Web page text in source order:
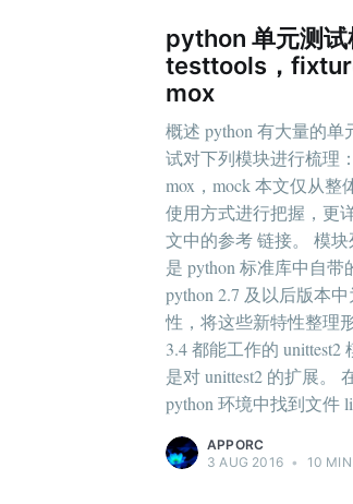
python 单元测试
testtools，
mox
概述 python 有大量的
试对下列模块进行梳理
mox，mock 本文仅从整
使用方式进行把握，更
文中的参考 链接。 模块
是 python 标准库中自带
python 2.7 及以后版本
性，将这些新特性整理
3.4 都能工作的 unittest2
是对 unittest2 的扩展。
python 环境中找到文件
APPORC
3 AUG 2016 • 10